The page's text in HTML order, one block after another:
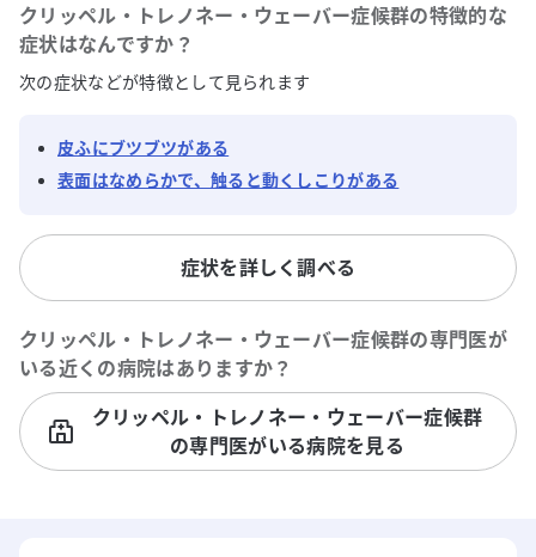
クリッペル・トレノネー・ウェーバー症候群の特徴的な
症状はなんですか？
次の症状などが特徴として見られます
皮ふにブツブツがある
表面はなめらかで、触ると動くしこりがある
症状を詳しく調べる
クリッペル・トレノネー・ウェーバー症候群の専門医が
いる近くの病院はありますか？
クリッペル・トレノネー・ウェーバー症候群
の専門医がいる病院を見る